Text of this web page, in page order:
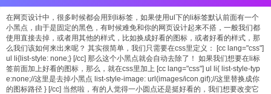
在网页设计中，很多时候都会用到li标签，如果使用ul下的li标签默认前面有一个
小黑点，由于是固定的黑色，有时候难免和你的网页设计起来不搭，一般我们都
使用直接去掉，或者用其他的样式，比如换成好看的图标，或者好看的样式，那
么我们该如何来出来呢？ 其实很简单，我们只需要在css里定义： [cc lang="css"]
ul li{list-style: none;} [/cc] 那么这个小黑点就会自动去除了！ 如果我们想要在li标
签前面加上好看的图标，那么，就在css里加上 [cc lang="css"] ul li{ list-style-typ
e:none;//这里是去掉小黑点 list-style-image: url(images/icon.gif);//这里替换成你
的图标路径 } [/cc] 当然啦，有的人觉得一小圆点还是挺好看的，我们想要改变它